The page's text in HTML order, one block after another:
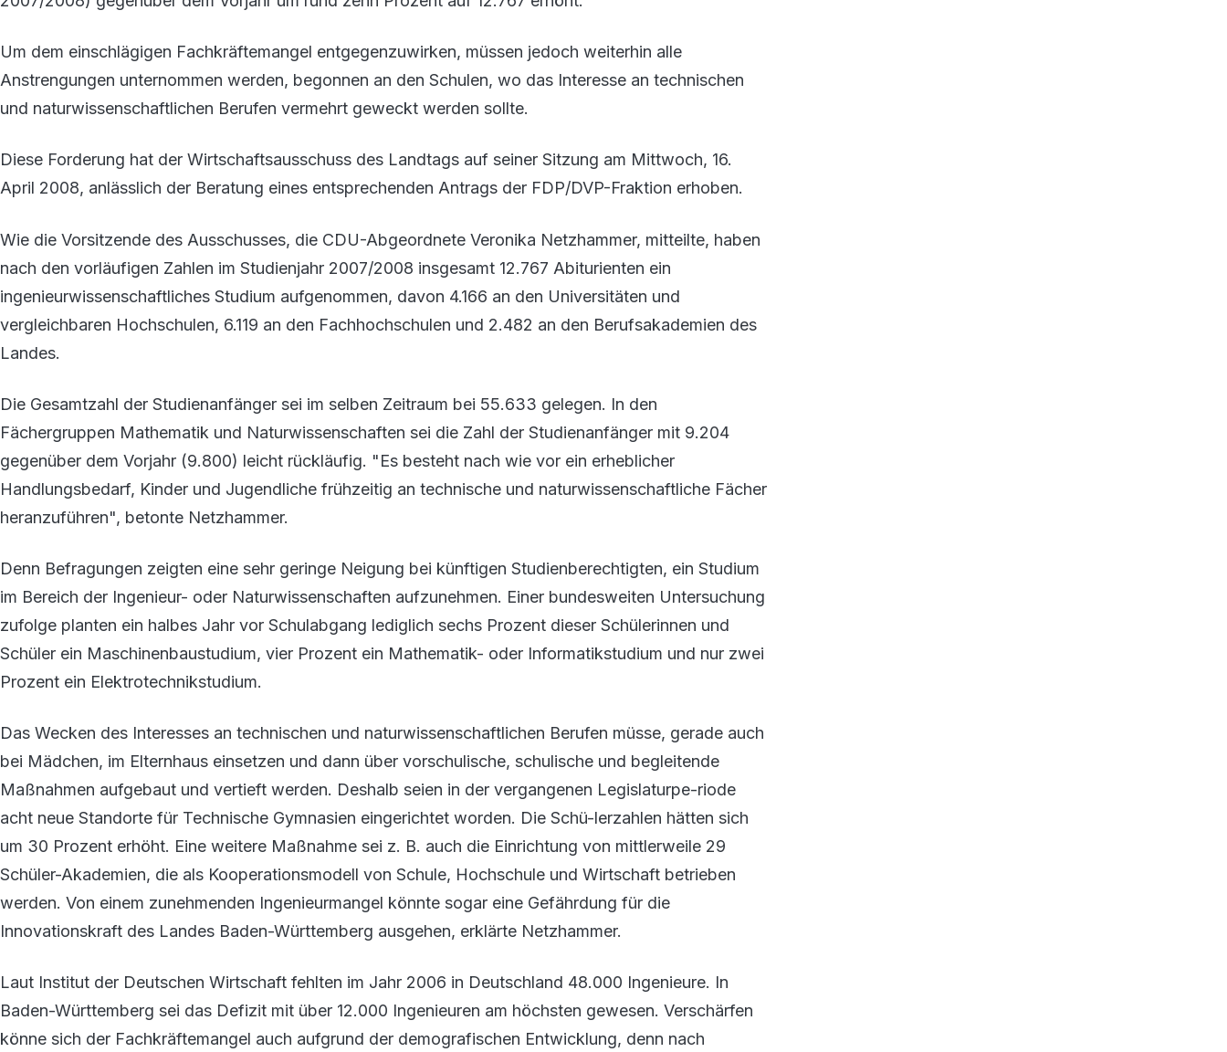
Um dem einschlägigen Fachkräftemangel entgegenzuwirken, müssen jedoch weiterhin alle
Anstrengungen unternommen werden, begonnen an den Schulen, wo das Interesse an technischen
und naturwissenschaftlichen Berufen vermehrt geweckt werden sollte.
Diese Forderung hat der Wirtschaftsausschuss des Landtags auf seiner Sitzung am Mittwoch, 16.
April 2008, anlässlich der Beratung eines entsprechenden Antrags der FDP/DVP-Fraktion erhoben.
Wie die Vorsitzende des Ausschusses, die CDU-Abgeordnete Veronika Netzhammer, mitteilte, haben
nach den vorläufigen Zahlen im Studienjahr 2007/2008 insgesamt 12.767 Abiturienten ein
ingenieurwissenschaftliches Studium aufgenommen, davon 4.166 an den Universitäten und
vergleichbaren Hochschulen, 6.119 an den Fachhochschulen und 2.482 an den Berufsakademien des
Landes.
Die Gesamtzahl der Studienanfänger sei im selben Zeitraum bei 55.633 gelegen. In den
Fächergruppen Mathematik und Naturwissenschaften sei die Zahl der Studienanfänger mit 9.204
gegenüber dem Vorjahr (9.800) leicht rückläufig. "Es besteht nach wie vor ein erheblicher
Handlungsbedarf, Kinder und Jugendliche frühzeitig an technische und naturwissenschaftliche Fächer
heranzuführen", betonte Netzhammer.
Denn Befragungen zeigten eine sehr geringe Neigung bei künftigen Studienberechtigten, ein Studium
im Bereich der Ingenieur- oder Naturwissenschaften aufzunehmen. Einer bundesweiten Untersuchung
zufolge planten ein halbes Jahr vor Schulabgang lediglich sechs Prozent dieser Schülerinnen und
Schüler ein Maschinenbaustudium, vier Prozent ein Mathematik- oder Informatikstudium und nur zwei
Prozent ein Elektrotechnikstudium.
Das Wecken des Interesses an technischen und naturwissenschaftlichen Berufen müsse, gerade auch
bei Mädchen, im Elternhaus einsetzen und dann über vorschulische, schulische und begleitende
Maßnahmen aufgebaut und vertieft werden. Deshalb seien in der vergangenen Legislaturpe-riode
acht neue Standorte für Technische Gymnasien eingerichtet worden. Die Schü-lerzahlen hätten sich
um 30 Prozent erhöht. Eine weitere Maßnahme sei z. B. auch die Einrichtung von mittlerweile 29
Schüler-Akademien, die als Kooperationsmodell von Schule, Hochschule und Wirtschaft betrieben
werden. Von einem zunehmenden Ingenieurmangel könnte sogar eine Gefährdung für die
Innovationskraft des Landes Baden-Württemberg ausgehen, erklärte Netzhammer.
Laut Institut der Deutschen Wirtschaft fehlten im Jahr 2006 in Deutschland 48.000 Ingenieure. In
Baden-Württemberg sei das Defizit mit über 12.000 Ingenieuren am höchsten gewesen. Verschärfen
könne sich der Fachkräftemangel auch aufgrund der demografischen Entwicklung, denn nach